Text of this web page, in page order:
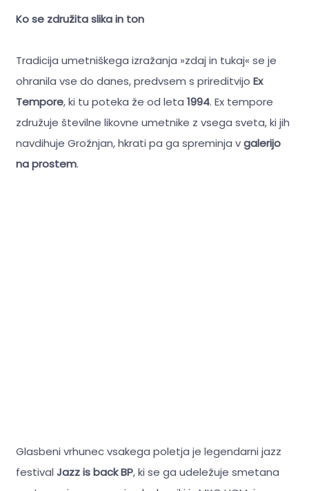
Ko se združita slika in ton
Tradicija umetniškega izražanja »zdaj in tukaj« se je
ohranila vse do danes, predvsem s prireditvijo Ex
Tempore, ki tu poteka že od leta 1994. Ex tempore
združuje številne likovne umetnike z vsega sveta, ki jih
navdihuje Grožnjan, hkrati pa ga spreminja vgalerijo
na prostem.
Glasbeni vrhunec vsakega poletja je legendarni jazz
festival Jazz is back BP, ki se ga udeležuje smetana